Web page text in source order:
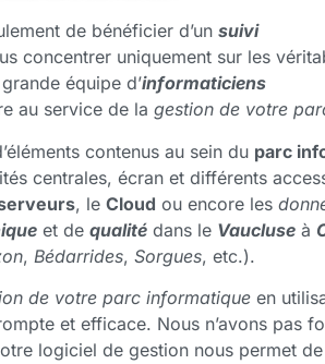
de bénéficier d’un suivi
concentrer uniquement sur les
équipe d’informaticiens
au service de la gestion de votre
contenus au sein du parc
centrales, écran et différents
, le Cloud ou encore les
et de qualité dans le Vaucluse à
, Bédarrides, Sorgues, etc.).
de votre parc informatique en
et efficace. Nous n’avons pas
logiciel de gestion nous permet de